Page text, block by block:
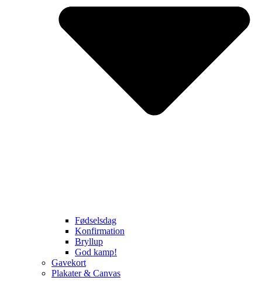
Fødselsdag
Konfirmation
Bryllup
God kamp!
Gavekort
Plakater & Canvas